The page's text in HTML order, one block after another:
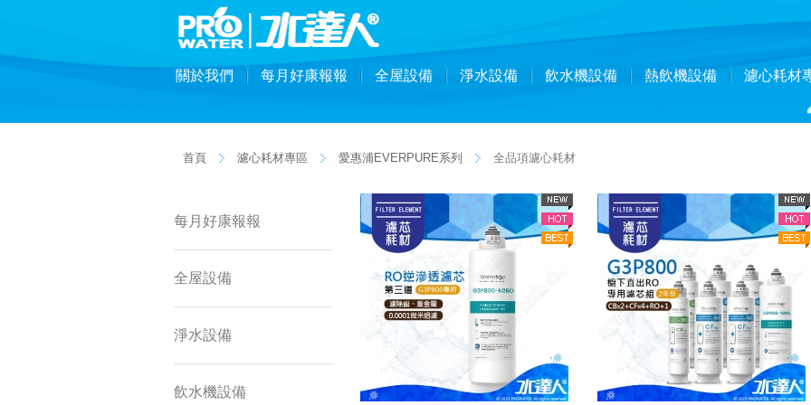
關於我們 每月好康報報 全屋設備 淨水設備 飲水機設備 熱飲機設備 濾心耗材
首頁 濾心耗材專區 愛惠浦EVERPURE系列 全品項濾心耗材
每月好康報報
全屋設備
淨水設備
飲水機設備